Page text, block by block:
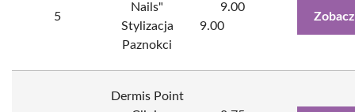
5
Nails"
Stylizacja
Paznokci
9.00
9.00
Dermis Point